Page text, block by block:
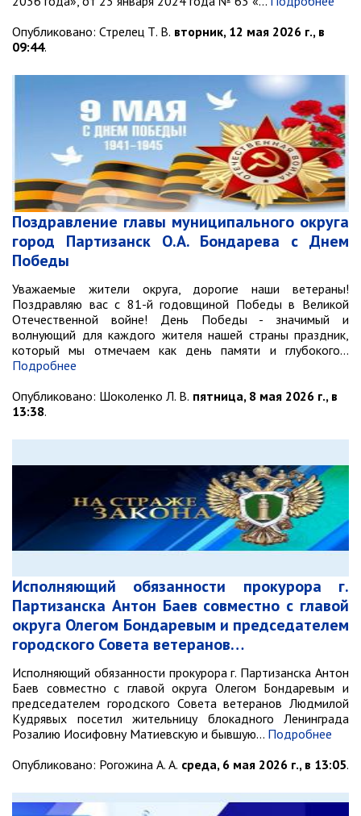
Опубликовано: Стрелец Т. В. вторник, 12 мая 2026 г., в
09:44.
Поздравление главы муниципального округа
город Партизанск О.А. Бондарева с Днем
Победы
Уважаемые жители округа, дорогие наши ветераны!
Поздравляю вас с 81-й годовщиной Победы в Великой
Отечественной войне! День Победы - значимый и
волнующий для каждого жителя нашей страны праздник,
который мы отмечаем как день памяти и глубокого…
Подробнее
Опубликовано: Шоколенко Л. В. пятница, 8 мая 2026 г., в
13:38.
Исполняющий обязанности прокурора г.
Партизанска Антон Баев совместно с главой
округа Олегом Бондаревым и председателем
городского Совета ветеранов…
Исполняющий обязанности прокурора г. Партизанска Антон
Баев совместно с главой округа Олегом Бондаревым и
председателем городского Совета ветеранов Людмилой
Кудрявых посетил жительницу блокадного Ленинграда
Розалию Иосифовну Матиевскую и бывшую… Подробнее
Опубликовано: Рогожина А. А. среда, 6 мая 2026 г., в 13:05.